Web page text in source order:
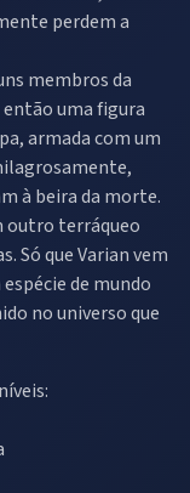
perdem a
membros da
uma figura
armada com um
à beira da morte.
outro terráqueo
Só que Varian vem
de mundo
no universo que